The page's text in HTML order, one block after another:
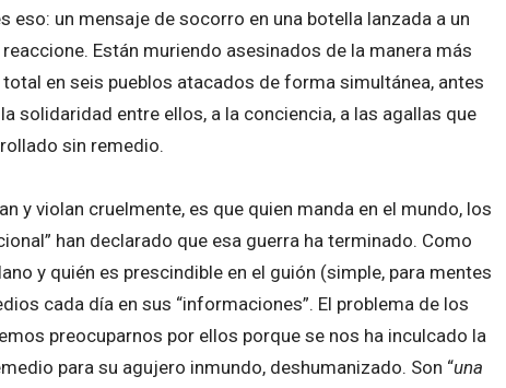
eso: un mensaje de socorro en una botella lanzada a un
Están muriendo asesinados de la manera más
en seis pueblos atacados de forma simultánea, antes
solidaridad entre ellos, a la conciencia, a las agallas que
sin remedio.
y violan cruelmente, es que quien manda en el mundo, los
han declarado que esa guerra ha terminado. Como
y quién es prescindible en el guión (simple, para mentes
cada día en sus “informaciones”. El problema de los
preocuparnos por ellos porque se nos ha inculcado la
para su agujero inmundo, deshumanizado. Son “una